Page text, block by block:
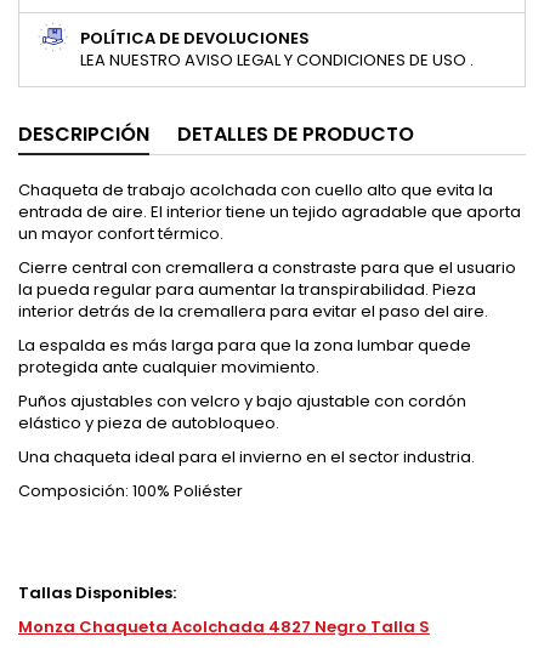
POLÍTICA DE DEVOLUCIONES
LEA NUESTRO AVISO LEGAL Y CONDICIONES DE USO .
DESCRIPCIÓN DETALLES DE PRODUCTO
Chaqueta de trabajo acolchada con cuello alto que evita la
entrada de aire. El interior tiene un tejido agradable que aporta
un mayor confort térmico.
Cierre central con cremallera a constraste para que el usuario
la pueda regular para aumentar la transpirabilidad. Pieza
interior detrás de la cremallera para evitar el paso del aire.
La espalda es más larga para que la zona lumbar quede
protegida ante cualquier movimiento.
Puños ajustables con velcro y bajo ajustable con cordón
elástico y pieza de autobloqueo.
Una chaqueta ideal para el invierno en el sector industria.
Composición: 100% Poliéster
Tallas Disponibles:
Monza Chaqueta Acolchada 4827 Negro Talla S